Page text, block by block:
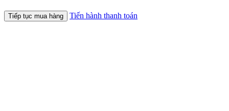
Tiếp tục mua hàng Tiến hành thanh toán